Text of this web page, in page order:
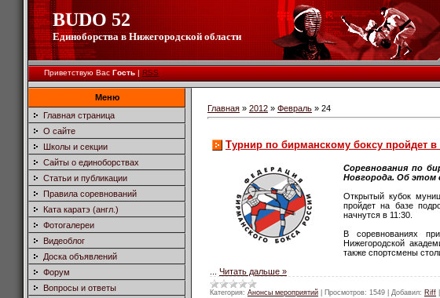
BUDO 52
Единоборства в Нижегородской области
Приветствую Вас Гость|RSS
Меню
Главная страница
О сайте
Школы и секции
Сайты о единоборствах
Статьи и публикации
Правила соревнований
Ката каратэ (англ.)
Фотогалереи
Видеоблог
Доска объявлений
Форум
Вопросы и ответы
Главная » 2012 » Февраль » 24
Турнир по бирманскому боксу пройдет
Соревнования по
Новгорода. Об этом
Открытый кубок
пройдет на базе
начнутся в 11:30.
В соревнованиях
Нижегородской
также спортсмены
Читать дальше »
Категория: Анонсы мероприятий Просмотров: 1549 Добавил: Riff